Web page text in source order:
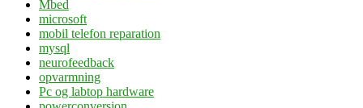
Mbed
microsoft
mobil telefon reparation
mysql
neurofeedback
opvarmning
Pc og labtop hardware